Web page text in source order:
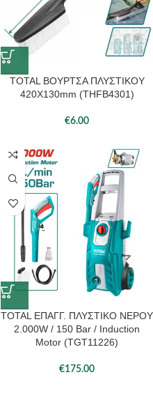
TOTAL ΒΟΥΡΤΣΑ ΠΛΥΣΤΙΚΟΥ
420X130mm (THFB4301)
€6.00
TOTAL ΕΠΑΓΓ. ΠΛΥΣΤΙΚΟ ΝΕΡΟΥ
2.000W / 150 Bar / Induction
Motor (TGT11226)
€175.00